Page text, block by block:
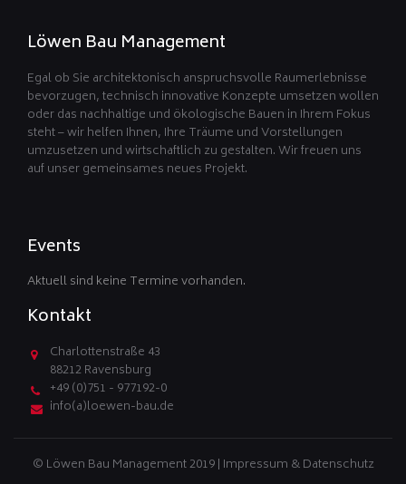
Löwen Bau Management
Egal ob Sie architektonisch anspruchsvolle Raumerlebnisse
bevorzugen, technisch innovative Konzepte umsetzen wollen
oder das nachhaltige und ökologische Bauen in Ihrem Fokus
steht – wir helfen Ihnen, Ihre Träume und Vorstellungen
umzusetzen und wirtschaftlich zu gestalten. Wir freuen uns
auf unser gemeinsames neues Projekt.
Events
Aktuell sind keine Termine vorhanden.
Kontakt
Charlottenstraße 43
88212 Ravensburg
+49 (0)751 - 977192-0
info(a)loewen-bau.de
© Löwen Bau Management 2019 | Impressum & Datenschutz